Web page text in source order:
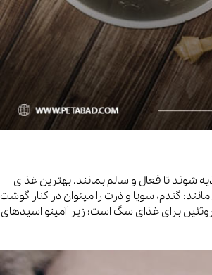
شوند تا فعال و سالم بمانند. بهترین غذای
گندم، سویا و ذرت را میتوان در کنار گوشت
برای غذای سگ است؛ زیرا آمینو اسیدهای